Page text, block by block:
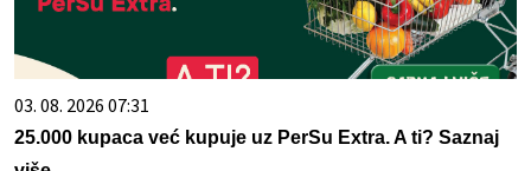
03. 08. 2026 07:31
25.000 kupaca već kupuje uz PerSu Extra. A ti? Saznaj